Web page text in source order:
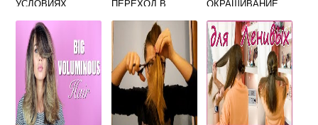
УСЛОВИЯХ
ПЕРЕХОД В
СТРИЖКЕ
МАШИНКОЙ
ОКРАШИВАНИЕ